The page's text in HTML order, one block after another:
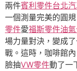
兩件賓利零件台北
一個測量完美的圓
零件愛福斯零件油
場力量對決，變成
戰。這時，咖啡館
臉抽VW零件動了一